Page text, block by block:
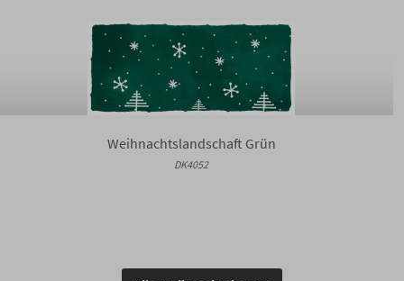
Weihnachtslandschaft Grün
DK4052